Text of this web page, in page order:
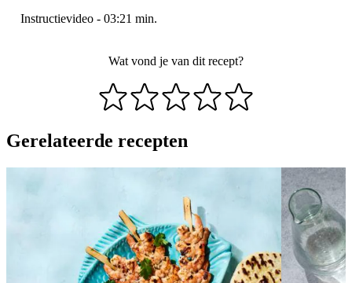
Instructievideo - 03:21 min.
Wat vond je van dit recept?
Gerelateerde recepten